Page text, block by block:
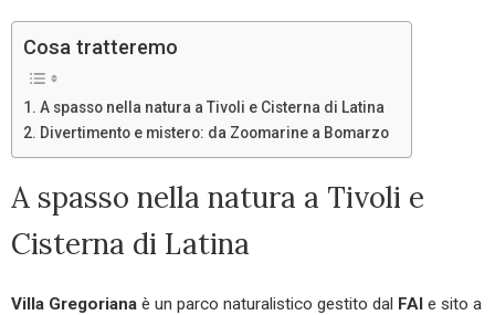
Cosa tratteremo
A spasso nella natura a Tivoli e Cisterna di Latina
Divertimento e mistero: da Zoomarine a Bomarzo
A spasso nella natura a Tivoli e
Cisterna di Latina
Villa Gregoriana è un parco naturalistico gestito dal FAI e sito a